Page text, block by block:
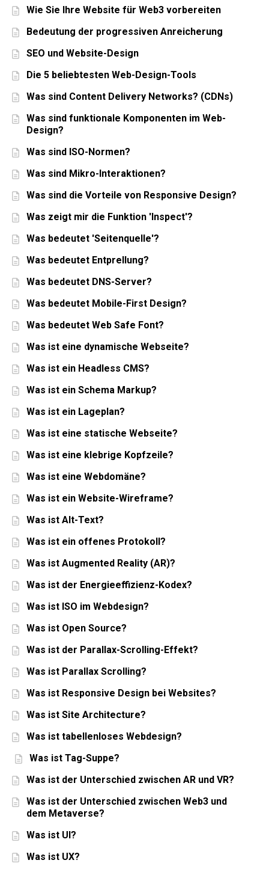
Wie Sie Ihre Website für Web3 vorbereiten
Bedeutung der progressiven Anreicherung
SEO und Website-Design
Die 5 beliebtesten Web-Design-Tools
Was sind Content Delivery Networks? (CDNs)
Was sind funktionale Komponenten im Web-
Design?
Was sind ISO-Normen?
Was sind Mikro-Interaktionen?
Was sind die Vorteile von Responsive Design?
Was zeigt mir die Funktion 'Inspect'?
Was bedeutet 'Seitenquelle'?
Was bedeutet Entprellung?
Was bedeutet DNS-Server?
Was bedeutet Mobile-First Design?
Was bedeutet Web Safe Font?
Was ist eine dynamische Webseite?
Was ist ein Headless CMS?
Was ist ein Schema Markup?
Was ist ein Lageplan?
Was ist eine statische Webseite?
Was ist eine klebrige Kopfzeile?
Was ist eine Webdomäne?
Was ist ein Website-Wireframe?
Was ist Alt-Text?
Was ist ein offenes Protokoll?
Was ist Augmented Reality (AR)?
Was ist der Energieeffizienz-Kodex?
Was ist ISO im Webdesign?
Was ist Open Source?
Was ist der Parallax-Scrolling-Effekt?
Was ist Parallax Scrolling?
Was ist Responsive Design bei Websites?
Was ist Site Architecture?
Was ist tabellenloses Webdesign?
Was ist Tag-Suppe?
Was ist der Unterschied zwischen AR und VR?
Was ist der Unterschied zwischen Web3 und
dem Metaverse?
Was ist UI?
Was ist UX?